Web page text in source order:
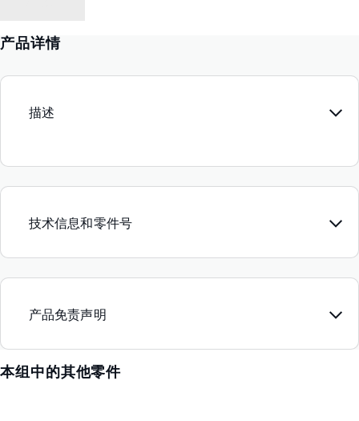
产品详情
描述
技术信息和零件号
产品免责声明
本组中的其他零件